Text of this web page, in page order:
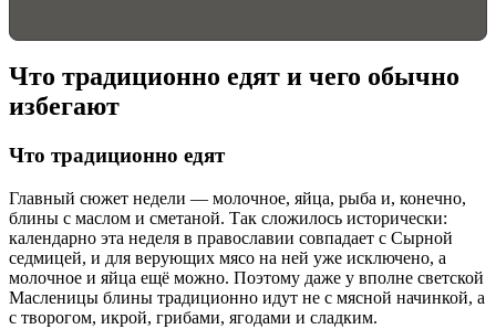
Что традиционно едят и чего обычно
избегают
Что традиционно едят
Главный сюжет недели — молочное, яйца, рыба и, конечно,
блины с маслом и сметаной. Так сложилось исторически:
календарно эта неделя в православии совпадает с Сырной
седмицей, и для верующих мясо на ней уже исключено, а
молочное и яйца ещё можно. Поэтому даже у вполне светской
Масленицы блины традиционно идут не с мясной начинкой, а
с творогом, икрой, грибами, ягодами и сладким.